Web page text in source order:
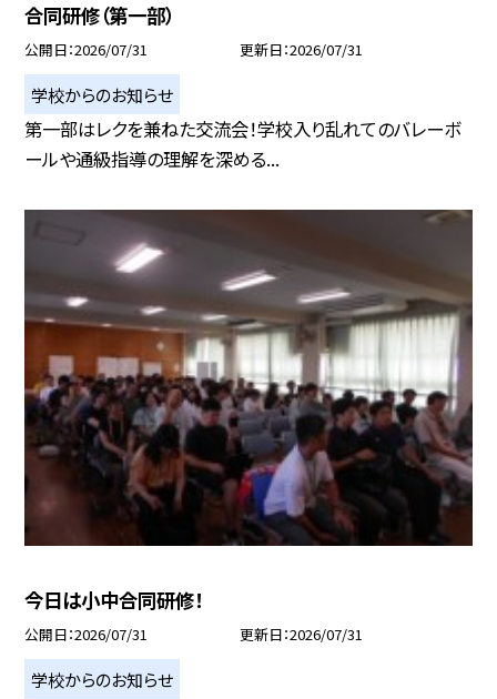
合同研修（第一部）
公開日 2026/07/31 更新日 2026/07/31
学校からのお知らせ
第一部はレクを兼ねた交流会！学校入り乱れてのバレーボ
ールや通級指導の理解を深める...
今日は小中合同研修！
公開日 2026/07/31 更新日 2026/07/31
学校からのお知らせ